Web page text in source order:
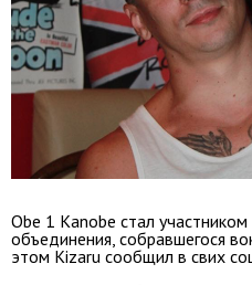
Obe 1 Kanobe стал
объединения, собравшегося
этом Kizaru сообщил в свих